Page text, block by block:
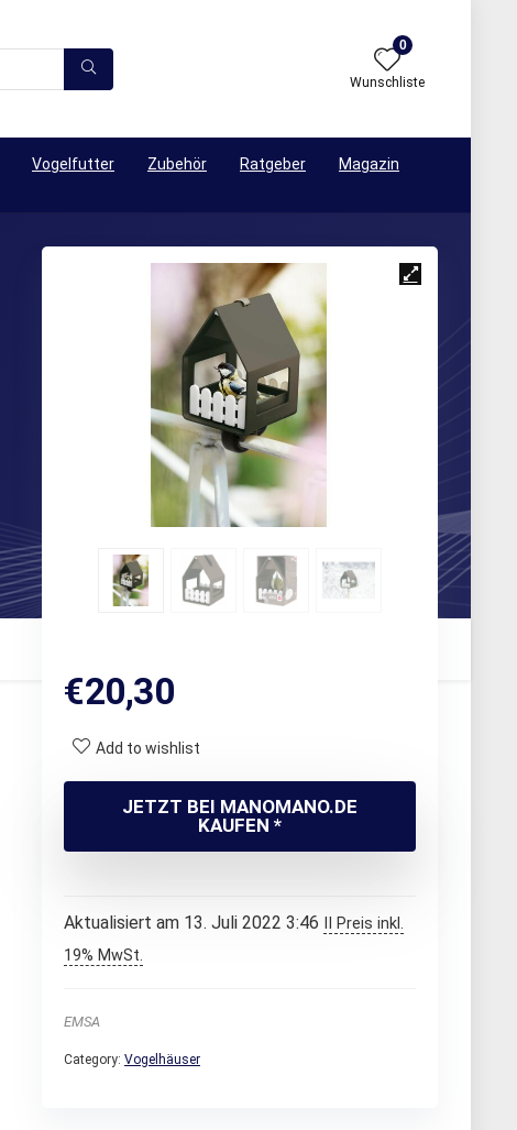
0
Wunschliste
Vogelfutter Zubehör Ratgeber Magazin
€20,30
Add to wishlist
JETZT BEI MANOMANO.DE
KAUFEN *
Aktualisiert am 13. Juli 2022 3:46
II Preis inkl.
19% MwSt.
EMSA
Category: Vogelhäuser